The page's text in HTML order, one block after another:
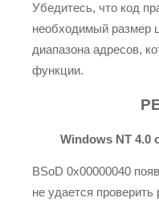
Убедитесь, что код
необходимый размер
диапазона адресов,
функции.
Windows NT 4.0
BSoD 0x00000040
не удается